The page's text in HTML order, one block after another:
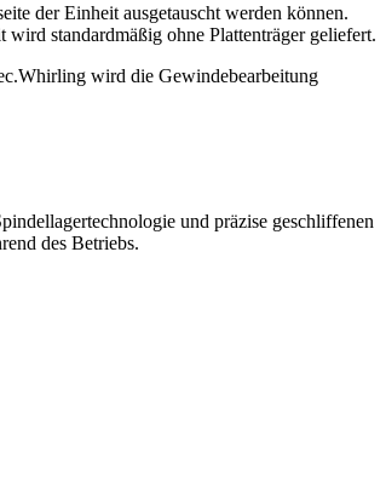
der Einheit ausgetauscht werden können.
standardmäßig ohne Plattenträger geliefert.
wird die Gewindebearbeitung
und präzise geschliffenen
des Betriebs.